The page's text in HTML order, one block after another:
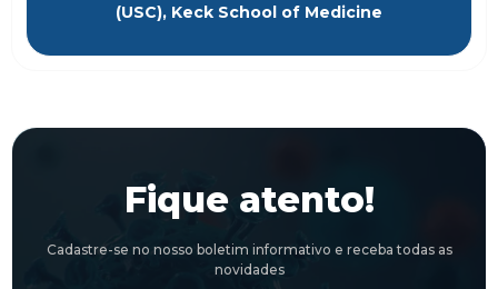
(USC), Keck School of Medicine
Fique atento!
Cadastre-se no nosso boletim informativo e receba todas as
novidades